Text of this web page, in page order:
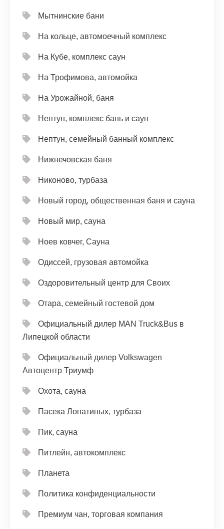
Мытнинские бани
На кольце, автомоечный комплекс
На Кубе, комплекс саун
На Трофимова, автомойка
На Урожайной, баня
Нептун, комплекс бань и саун
Нептун, семейный банный комплекс
Нижнечовская баня
Никоново, турбаза
Новый город, общественная баня и сауна
Новый мир, сауна
Ноев ковчег, Сауна
Одиссей, грузовая автомойка
Оздоровительный центр для Своих
Отара, семейный гостевой дом
Официальный дилер MAN Truck&Bus в
Липецкой области
Официальный дилер Volkswagen
Автоцентр Триумф
Охота, сауна
Пасека Лопатиных, турбаза
Пик, сауна
Питлейн, автокомплекс
Планета
Политика конфиденциальности
Премиум чан, торговая компания